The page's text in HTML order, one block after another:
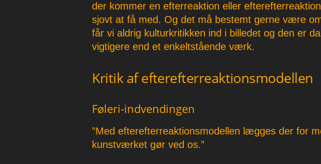
der kommer en efterreaktion eller
sjovt at få med. Og det må bestemt gerne være
får vi aldrig kulturkritikken ind i billedet og den er
vigtigere end et enkeltstående værk.
Kritik af efterefterreaktionsmodellen
Føleri-indvendingen
”Med efterefterreaktionsmodellen lægges der for
kunstværket gør ved os.”